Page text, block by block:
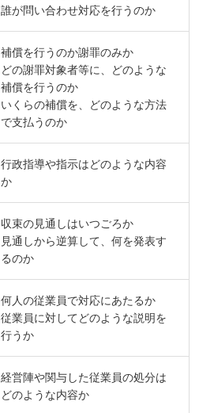
誰が問い合わせ対応を行うのか
補償を行うのか謝罪のみか
どの謝罪対象者等に、どのような
補償を行うのか
いくらの補償を、どのような方法
で支払うのか
行政指導や指示はどのような内容
か
収束の見通しはいつごろか
見通しから逆算して、何を発表す
るのか
何人の従業員で対応にあたるか
従業員に対してどのような説明を
行うか
経営陣や関与した従業員の処分は
どのような内容か